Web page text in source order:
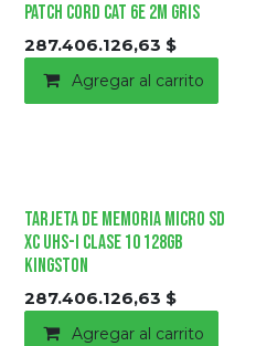
Patch Cord CAT 6E 2M GRIS
287.406.126,63 $
Agregar al carrito
Tarjeta de Memoria Micro SD
XC UHS-I Clase 10 128Gb
Kingston
287.406.126,63 $
Agregar al carrito